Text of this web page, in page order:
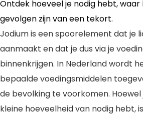
Ontdek hoeveel je nodig hebt,
gevolgen zijn van een tekort.
Jodium is een spoorelement dat je
aanmaakt en dat je dus via je
binnenkrijgen. In Nederland wordt
bepaalde voedingsmiddelen
de bevolking te voorkomen.
kleine hoeveelheid van nodig hebt,